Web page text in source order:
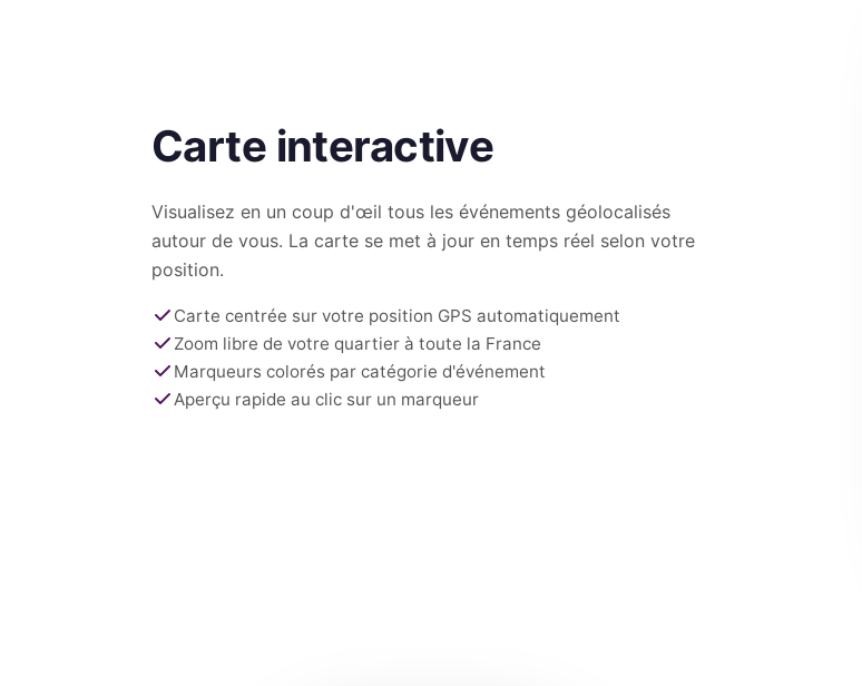
Carte interactive
Visualisez en un coup d'œil tous les événements géolocalisés
autour de vous. La carte se met à jour en temps réel selon votre
position.
Carte centrée sur votre position GPS automatiquement
Zoom libre de votre quartier à toute la France
Marqueurs colorés par catégorie d'événement
Aperçu rapide au clic sur un marqueur